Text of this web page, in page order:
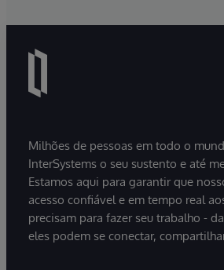
Milhões de pessoas em todo o
InterSystems o seu sustento e até
Estamos aqui para garantir que
acesso confiável e em tempo real
precisam para fazer seu trabalho -
eles podem se conectar,